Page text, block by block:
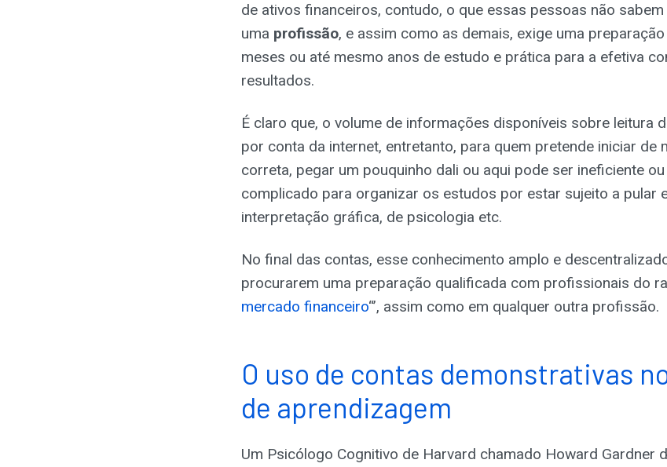
de ativos financeiros, contudo, o que essas pessoas não
uma profissão, e assim como as demais, exige uma
meses ou até mesmo anos de estudo e prática para a efetiva
resultados.
É claro que, o volume de informações disponíveis sobre leitura
por conta da internet, entretanto, para quem pretende iniciar de
correta, pegar um pouquinho dali ou aqui pode ser ineficiente
complicado para organizar os estudos por estar sujeito a pular
interpretação gráfica, de psicologia etc.
No final das contas, esse conhecimento amplo e
procurarem uma preparação qualificada com profissionais do
mercado financeiro“’, assim como em qualquer outra profissão.
O uso de contas demonstrativas
de aprendizagem
Um Psicólogo Cognitivo de Harvard chamado Howard Gardner